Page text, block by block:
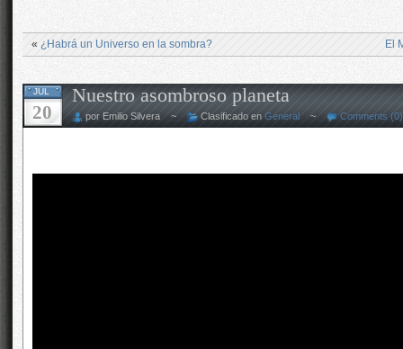
« ¿Habrá un Universo en la sombra? El
JUL
20
Nuestro asombroso planeta
por Emilio Silvera ~ Clasificado en General ~ Comments (0)